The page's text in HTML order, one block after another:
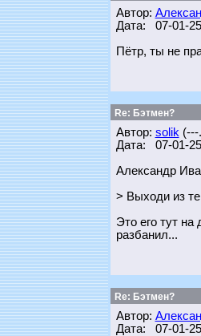
Автор:
Дата: 07-01-
Пётр, ты не
Re: Бэтмен?
Автор: solik (---
Дата: 07-01-
Александр
> Выходи из
Это его тут
разбанил...
Re: Бэтмен?
Автор:
Дата: 07-01-